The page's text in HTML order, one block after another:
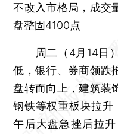
不改入市格局，成交
盘整固4100点
周二（4月14日）
低，银行、券商领跌
盘转而向上，建筑装
钢铁等权重板块拉升
午后大盘急挫后拉